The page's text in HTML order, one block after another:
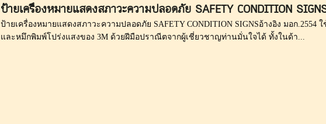
ป้ายเครื่องหมายแสดงสภาวะความปลอดภัย SAFETY CONDITION
ป้ายเครื่องหมายแสดงสภาวะความปลอดภัย SAFETY CONDITION SIGNSอ้างอิง มอก.2554
และหมึกพิมพ์โปร่งแสงของ 3M ด้วยฝีมือปราณีตจากผู้เชี่ยวชาญท่านมั่นใจได้ ทั้งในด้า...